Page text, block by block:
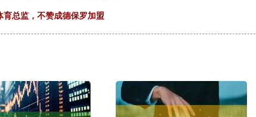
总监，不赞成德保罗加盟